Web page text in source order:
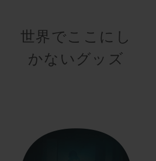
世界でここにし
かないグッズ